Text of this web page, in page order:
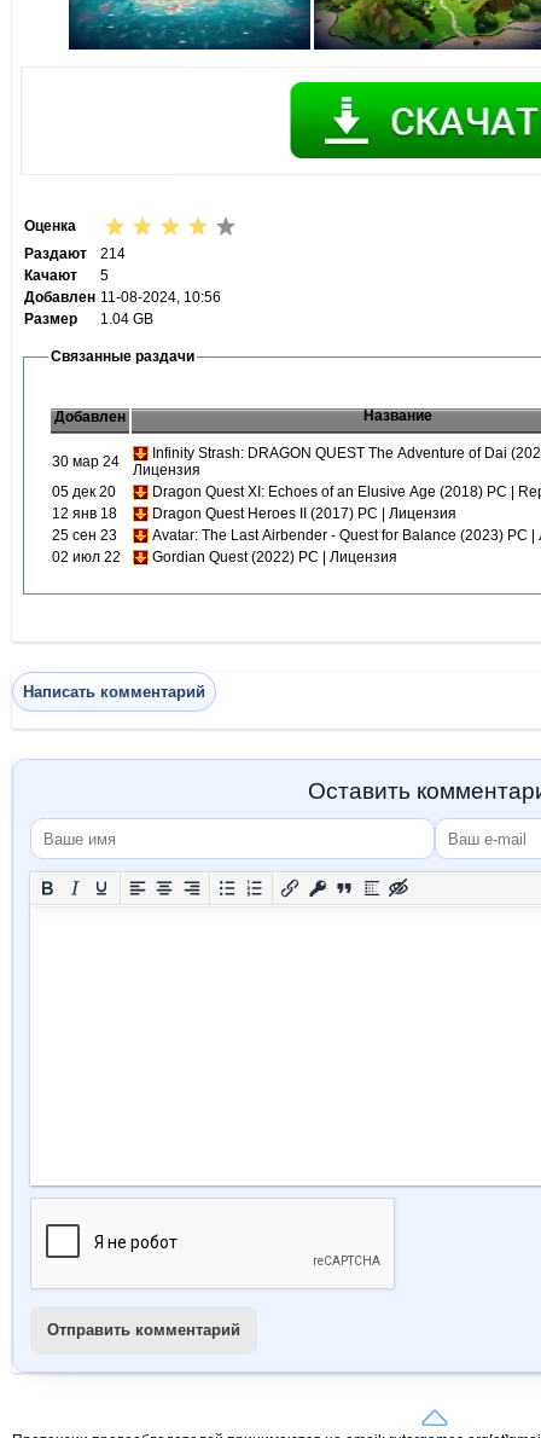
Оценка
Раздают
214
Качают
5
Добавлен 11-08-2024, 10:56
Размер
1.04 GB
Связанные раздачи
Добавлен Название
30 мар 24
Infinity Strash: DRAGON QUEST The Adventure of Dai
Лицензия
05 дек 20
Dragon Quest XI: Echoes of an Elusive Age (2018) PC |
12 янв 18
Dragon Quest Heroes II (2017) PC | Лицензия
25 сен 23
Avatar: The Last Airbender - Quest for Balance (2023) PC |
02 июл 22
Gordian Quest (2022) PC | Лицензия
Написать комментарий
Оставить
Отправить комментарий